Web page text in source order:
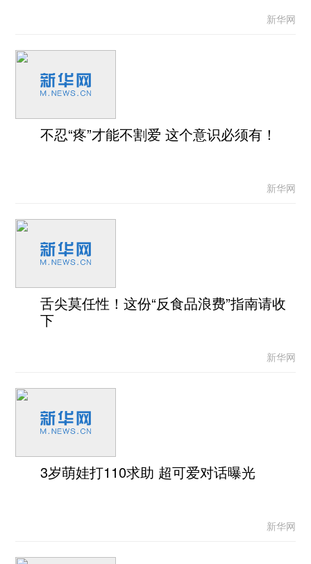
新华网
不忍“疼”才能不割爱 这个意识必须有！
新华网
舌尖莫任性！这份“反食品浪费”指南请收
下
新华网
3岁萌娃打110求助 超可爱对话曝光
新华网